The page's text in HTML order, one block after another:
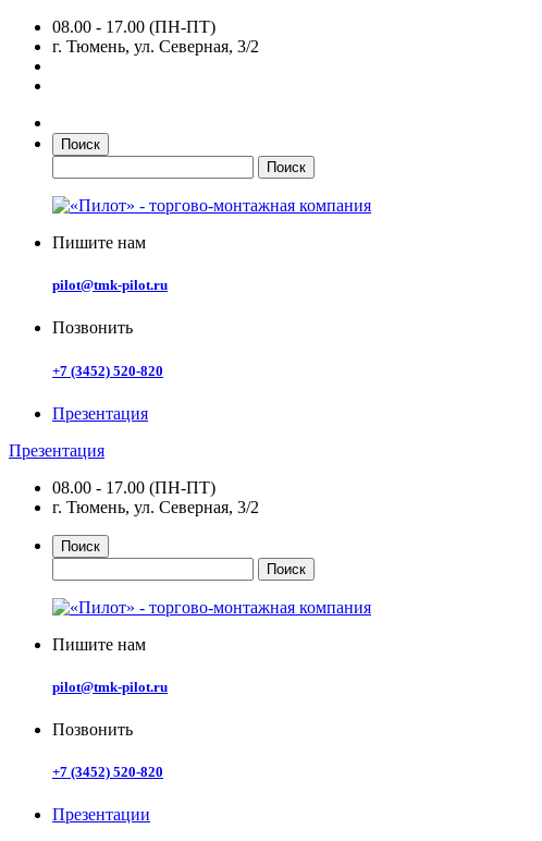
08.00 - 17.00 (ПН-ПТ)
г. Тюмень, ул. Северная, 3/2
Поиск
Пишите нам
pilot@tmk-pilot.ru
Позвонить
+7 (3452) 520-820
Презентация
Презентация
08.00 - 17.00 (ПН-ПТ)
г. Тюмень, ул. Северная, 3/2
Поиск
Пишите нам
pilot@tmk-pilot.ru
Позвонить
+7 (3452) 520-820
Презентации